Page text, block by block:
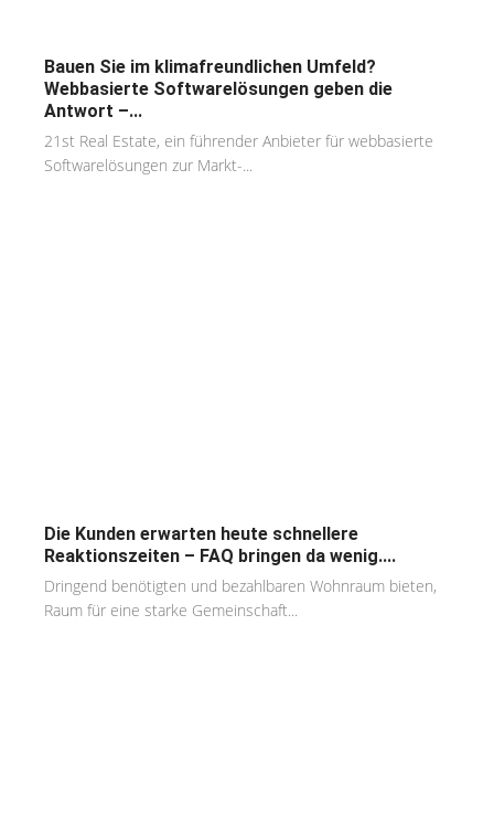
Bauen Sie im klimafreundlichen Umfeld?
Webbasierte Softwarelösungen geben die
Antwort –...
21st Real Estate, ein führender Anbieter für webbasierte
Softwarelösungen zur Markt-...
Die Kunden erwarten heute schnellere
Reaktionszeiten – FAQ bringen da wenig....
Dringend benötigten und bezahlbaren Wohnraum bieten,
Raum für eine starke Gemeinschaft...